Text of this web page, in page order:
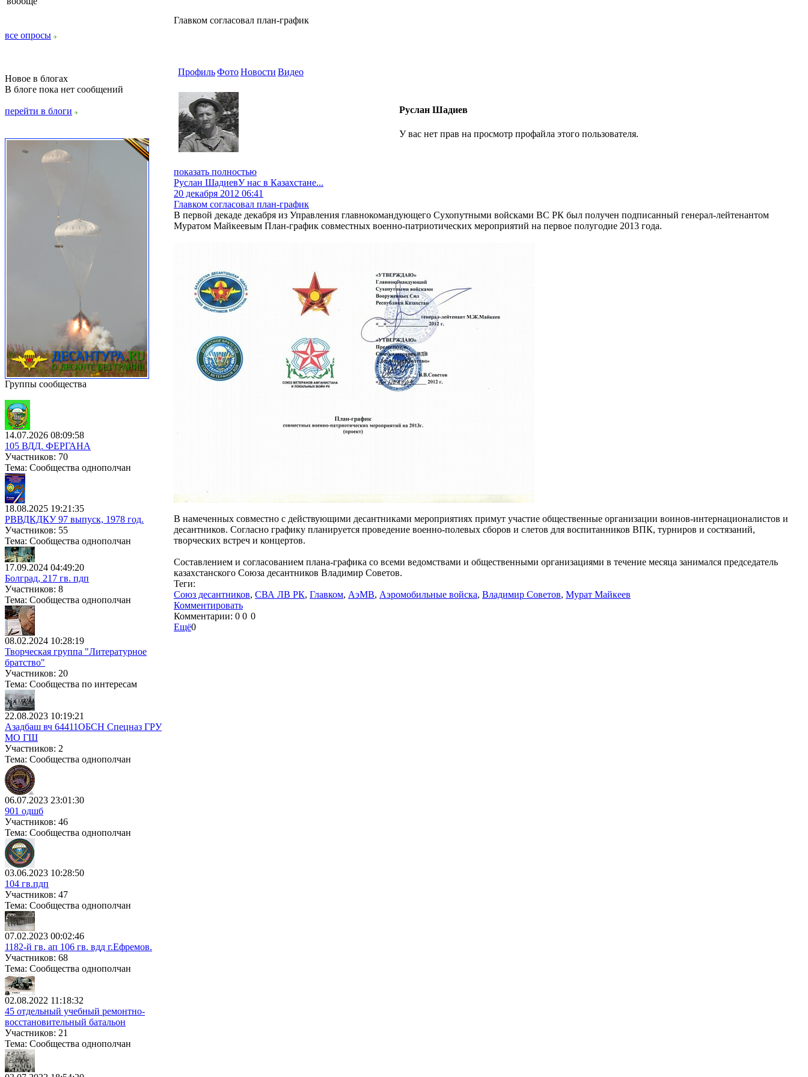
все опросы
Новое в блогах
В блоге пока нет сообщений
перейти в блоги
Группы сообщества
14.07.2026 08:09:58
105 ВДД. ФЕРГАНА
Участников: 70
Тема: Сообщества однополчан
18.08.2025 19:21:35
РВВДКДКУ 97 выпуск, 1978 год.
Участников: 55
Тема: Сообщества однополчан
17.09.2024 04:49:20
Болград, 217 гв. пдп
Участников: 8
Тема: Сообщества однополчан
08.02.2024 10:28:19
Творческая группа "Литературное
братство"
Участников: 20
Тема: Сообщества по интересам
22.08.2023 10:19:21
Азадбаш вч 64411ОБСН Спецназ ГРУ
МО ГШ
Участников: 2
Тема: Сообщества однополчан
06.07.2023 23:01:30
901 одшб
Участников: 46
Тема: Сообщества однополчан
03.06.2023 10:28:50
104 гв.пдп
Участников: 47
Тема: Сообщества однополчан
07.02.2023 00:02:46
1182-й гв. ап 106 гв. вдд г.Ефремов.
Участников: 68
Тема: Сообщества однополчан
02.08.2022 11:18:32
45 отдельный учебный ремонтно-
восстановительный батальон
Участников: 21
Тема: Сообщества однополчан
Главком согласовал план-график
ПрофильФотоНовости Видео
Руслан Шадиев
У вас нет прав на просмотр профайла этого пользователя.
показать полностью
Руслан ШадиевУ нас в Казахстане...
20 декабря 2012 06:41
Главком согласовал план-график
В первой декаде декабря из Управления главнокомандующего Сухопутными войсками ВС РК был получен подписанный генерал-лейтенантом
Муратом Майкеевым План-график совместных военно-патриотических мероприятий на первое полугодие 2013 года.
В намеченных совместно с действующими десантниками мероприятиях примут участие общественные организации воинов-интернационалистов и
десантников. Согласно графику планируется проведение военно-полевых сборов и слетов для воспитанников ВПК, турниров и состязаний,
творческих встреч и концертов.
Составлением и согласованием плана-графика со всеми ведомствами и общественными организациями в течение месяца занимался председатель
казахстанского Союза десантников Владимир Советов.
Теги:
Союз десантников, СВА ЛВ РК, Главком, АэМВ, Аэромобильные войска, Владимир Советов, Мурат Майкеев
Комментировать
Комментарии: 0 0 0
Ещё0